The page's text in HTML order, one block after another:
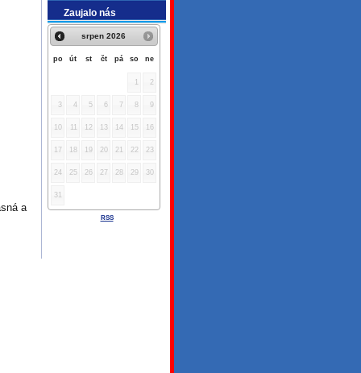
Zaujalo nás
srpen 2026
po út st čt pá so ne
1 2
3 4 5 6 7 8 9
10 11 12 13 14 15 16
17 18 19 20 21 22 23
24 25 26 27 28 29 30
31
RSS
a